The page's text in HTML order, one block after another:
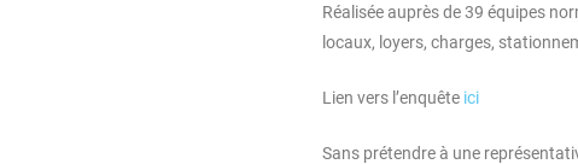
Réalisée auprès de 39 équipes
locaux, loyers, charges,
Lien vers l’enquête ici
Sans prétendre à une